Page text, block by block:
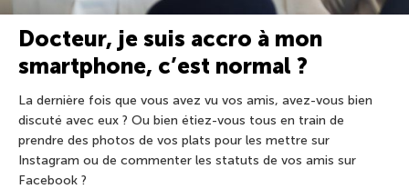
Docteur, je suis accro à mon
smartphone, c’est normal ?
La dernière fois que vous avez vu vos amis, avez-vous bien
discuté avec eux ? Ou bien étiez-vous tous en train de
prendre des photos de vos plats pour les mettre sur
Instagram ou de commenter les statuts de vos amis sur
Facebook ?